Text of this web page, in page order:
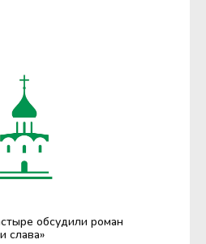
обсудили роман
слава»